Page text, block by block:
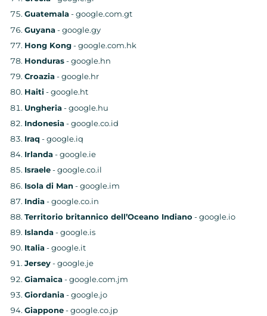
Guatemala- google.com.gt
Guyana- google.gy
Hong Kong- google.com.hk
Honduras- google.hn
Croazia- google.hr
Haiti- google.ht
Ungheria- google.hu
Indonesia- google.co.id
Iraq - google.iq
Irlanda- google.ie
Israele- google.co.il
Isola di Man - google.im
India- google.co.in
Territorio britannico dell’Oceano Indiano - google.io
Islanda- google.is
Italia- google.it
Jersey- google.je
Giamaica- google.com.jm
Giordania- google.jo
Giappone- google.co.jp